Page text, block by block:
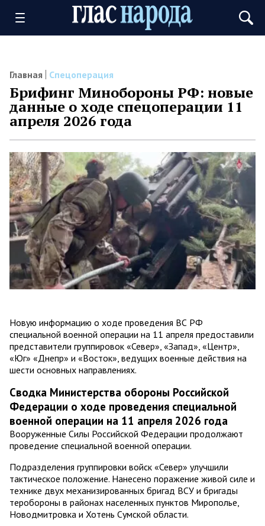
Главная Спецоперация
Брифинг Минобороны РФ: новые
данные о ходе спецоперации 11
апреля 2026 года
Новую информацию о ходе проведения ВС РФ
специальной военной операции на 11 апреля предоставили
представители группировок «Север», «Запад», «Центр»,
«Юг» «Днепр» и «Восток», ведущих военные действия на
шести основных направлениях.
Сводка Министерства обороны Российской
Федерации о ходе проведения специальной
военной операции на 11 апреля 2026 года
Вооруженные Силы Российской Федерации продолжают
проведение специальной военной операции.
Подразделения группировки войск «Север» улучшили
тактическое положение. Нанесено поражение живой силе и
технике двух механизированных бригад ВСУ и бригады
теробороны в районах населенных пунктов Мирополье,
Новодмитровка и Хотень Сумской области.